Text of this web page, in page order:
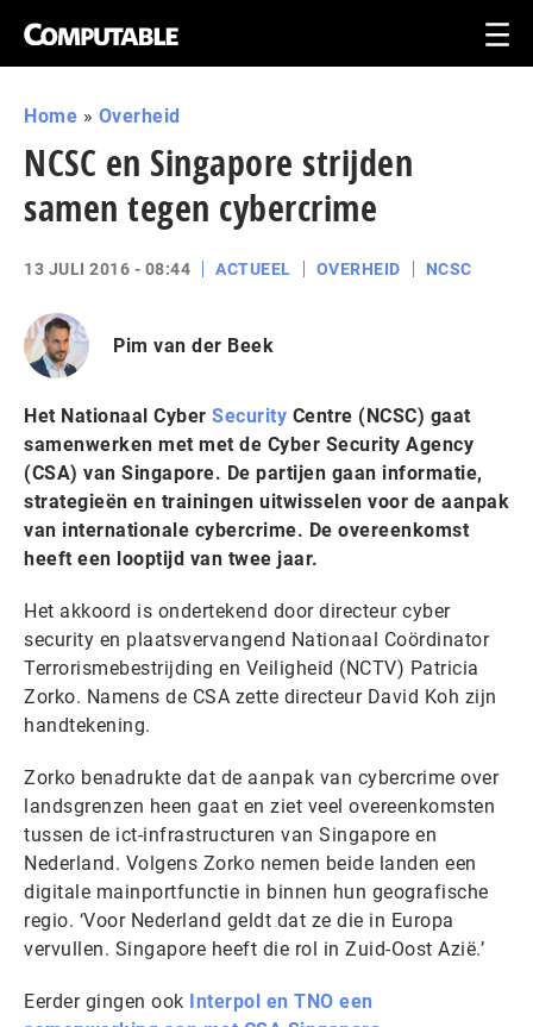
Home » Overheid
NCSC en Singapore strijden
samen tegen cybercrime
13 JULI 2016 - 08:44 ACTUEEL OVERHEID NCSC
Pim van der Beek
Het Nationaal Cyber Security Centre (NCSC) gaat
samenwerken met met de Cyber Security Agency
(CSA) van Singapore. De partijen gaan informatie,
strategieën en trainingen uitwisselen voor de aanpak
van internationale cybercrime. De overeenkomst
heeft een looptijd van twee jaar.
Het akkoord is ondertekend door directeur cyber
security en plaatsvervangend Nationaal Coördinator
Terrorismebestrijding en Veiligheid (NCTV) Patricia
Zorko. Namens de CSA zette directeur David Koh zijn
handtekening.
Zorko benadrukte dat de aanpak van cybercrime over
landsgrenzen heen gaat en ziet veel overeenkomsten
tussen de ict-infrastructuren van Singapore en
Nederland. Volgens Zorko nemen beide landen een
digitale mainportfunctie in binnen hun geografische
regio. ‘Voor Nederland geldt dat ze die in Europa
vervullen. Singapore heeft die rol in Zuid-Oost Azië.’
Eerder gingen ook Interpol en TNO een